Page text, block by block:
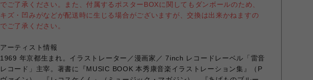
でご了承ください。また、付属するポスターBOXに関してもダンボールのため、
キズ・凹みがなどが配送時に生じる場合がございますが、交換は出来かねますの
でご了承ください。
アーティスト情報
1969 年京都生まれ。イラストレーター／漫画家／ 7inch レコードレーベル「雷音
レコード」主宰。著書に『MUSIC BOOK 本秀康音楽イラストレーション集』（P